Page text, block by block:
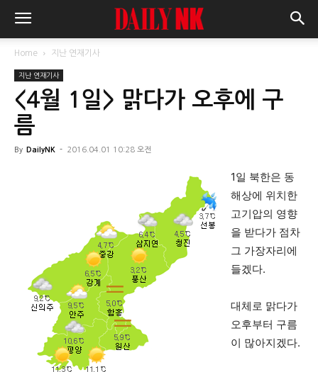
Home 지난 연재기사
지난 연재기사
<4월 1일> 맑다가 오후에 구
름
By DailyNK - 2016.04.01 10:28 오전
1일 북한은 동
해상에 위치한
고기압의 영향
을 받다가 점차
그 가장자리에
들겠다.
대체로 맑다가
오후부터 구름
이 많아지겠다.